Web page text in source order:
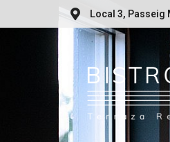
Local 3, Passeig